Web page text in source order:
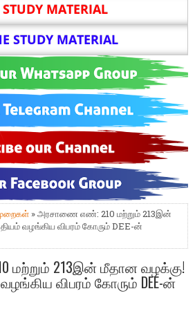
MATERIAL
STUDY MATERIAL
» அரசாணை எண்: 210 மற்றும் 213இன்
வழங்கிய விபரம் கோரும் DEE-ன்
213இன் மீதான வழக்கு!
விபரம் கோரும் DEE-ன்